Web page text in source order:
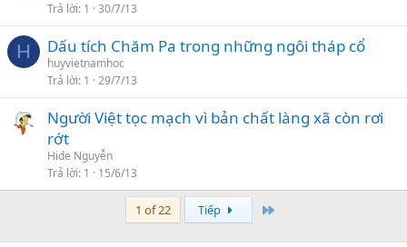
Trả lời 1 30/7/13
H Dấu tích Chăm Pa trong những ngôi tháp cổ
huyvietnamhoc
Trả lời 1 29/7/13
Người Việt tọc mạch vì bản chất làng xã còn rơi
rớt
Hide Nguyễn
Trả lời 1 15/6/13
1 of 22 Tiếp